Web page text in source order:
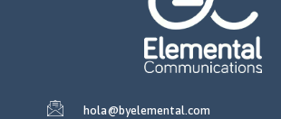
hola@byelemental.com